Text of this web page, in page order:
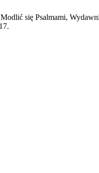
się Psalmami,